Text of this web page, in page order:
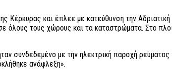
Κέρκυρας και έπλεε με κατεύθυνση την
τους χώρους και τα καταστρώματα. Στο
με την ηλεκτρική παροχή ρεύματος
ανάφλεξη».